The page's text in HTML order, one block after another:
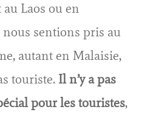
Laos ou en
sentions pris au
autant en Malaisie,
touriste. Il n’y a pas
pour les touristes,